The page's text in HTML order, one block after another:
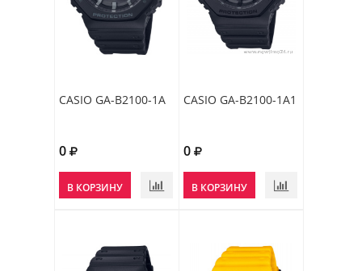
CASIO GA-B2100-1A
0
В КОРЗИНУ
CASIO GA-B2100-1A1
0
В КОРЗИНУ